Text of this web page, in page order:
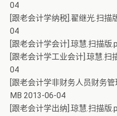
04
[跟老会计学纳税].翟继光.扫
04
[跟老会计学会计].琼慧.扫描
[跟老会计学工业会计].琼慧.
04
[跟老会计学非财务人员财务
MB 2013-06-04
[跟老会计学出纳].琼慧.扫描